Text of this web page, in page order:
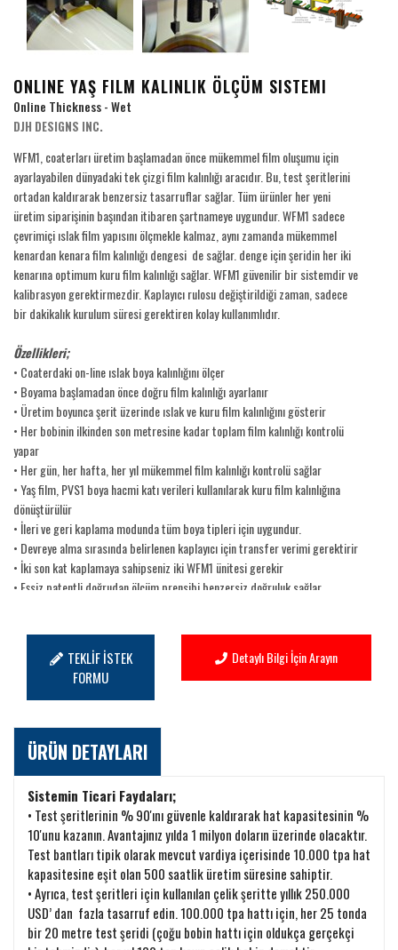
ONLINE YAŞ FILM KALINLIK ÖLÇÜM SISTEMI
Online Thickness - Wet
DJH DESIGNS INC.
WFM1, coaterları üretim başlamadan önce mükemmel film oluşumu için
ayarlayabilen dünyadaki tek çizgi film kalınlığı aracıdır. Bu, test şeritlerini
ortadan kaldırarak benzersiz tasarruflar sağlar. Tüm ürünler her yeni
üretim siparişinin başından itibaren şartnameye uygundur. WFM1 sadece
çevrimiçi ıslak film yapısını ölçmekle kalmaz, aynı zamanda mükemmel
kenardan kenara film kalınlığı dengesi de sağlar. denge için şeridin her iki
kenarına optimum kuru film kalınlığı sağlar. WFM1 güvenilir bir sistemdir ve
kalibrasyon gerektirmezdir. Kaplayıcı rulosu değiştirildiği zaman, sadece
bir dakikalık kurulum süresi gerektiren kolay kullanımlıdır.
Özellikleri;
• Coaterdaki on-line ıslak boya kalınlığını ölçer
• Boyama başlamadan önce doğru film kalınlığı ayarlanır
• Üretim boyunca şerit üzerinde ıslak ve kuru film kalınlığını gösterir
• Her bobinin ilkinden son metresine kadar toplam film kalınlığı kontrolü
yapar
• Her gün, her hafta, her yıl mükemmel film kalınlığı kontrolü sağlar
• Yaş film, PVS1 boya hacmi katı verileri kullanılarak kuru film kalınlığına
dönüştürülür
• İleri ve geri kaplama modunda tüm boya tipleri için uygundur.
• Devreye alma sırasında belirlenen kaplayıcı için transfer verimi gerektirir
• İki son kat kaplamaya sahipseniz iki WFM1 ünitesi gerekir
• Eşsiz patentli doğrudan ölçüm prensibi benzersiz doğruluk sağlar
Avrupalı ​​otomobil üreticileri için kaliteli mimari ve otomotiv parçaları
üreten sistemlerde kendini kanıtlanmış ve kullanılmaktadır.
TEKLİF İSTEK
FORMU
Detaylı Bilgi İçin Arayın
ÜRÜN DETAYLARI
Sistemin Ticari Faydaları;
• Test şeritlerinin % 90'ını güvenle kaldırarak hat kapasitesinin %
10'unu kazanın. Avantajınız yılda 1 milyon doların üzerinde olacaktır.
Test bantları tipik olarak mevcut vardiya içerisinde 10.000 tpa hat
kapasitesine eşit olan 500 saatlik üretim süresine sahiptir.
• Ayrıca, test şeritleri için kullanılan çelik şeritte yıllık 250.000
USD’ dan fazla tasarruf edin. 100.000 tpa hattı için, her 25 tonda
bir 20 metre test şeridi (çoğu bobin hattı için oldukça gerçekçi